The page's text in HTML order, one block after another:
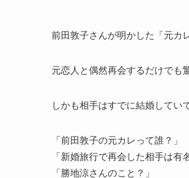
前田敦子さんが明かした「元カ
元恋人と偶然再会するだけでも
しかも相手はすでに結婚してい
「前田敦子の元カレって誰？」
「新婚旅行で再会した相手は有
「勝地涼さんのこと？」